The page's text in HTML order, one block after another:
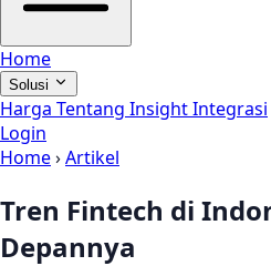
Home
Solusi
Harga Tentang InsightIntegrasi
Login
Home›Artikel
Tren Fintech di
Depannya